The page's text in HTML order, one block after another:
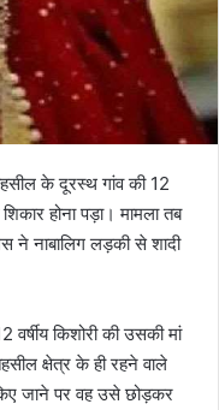
के दूरस्थ गांव की 12
होना पड़ा। मामला तब
ने नाबालिग लड़की से शादी
किशोरी की उसकी मां
क्षेत्र के ही रहने वाले
जाने पर वह उसे छोड़कर